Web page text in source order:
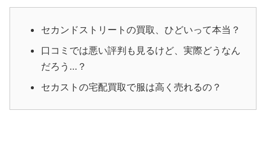
セカンドストリートの買取、ひどいって本当？
口コミでは悪い評判も見るけど、実際どうなん
だろう…？
セカストの宅配買取で服は高く売れるの？